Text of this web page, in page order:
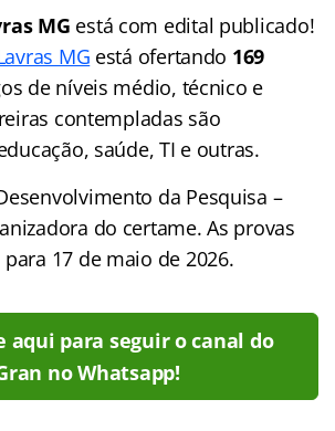
MG está com edital publicado!
MG está ofertando 169
de níveis médio, técnico e
contempladas são
saúde, TI e outras.
da Pesquisa –
do certame. As provas
17 de maio de 2026.
aqui para seguir o canal do
no Whatsapp!